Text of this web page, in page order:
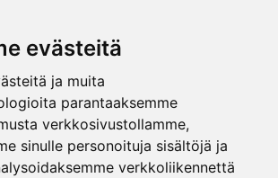
evästeitä
ja muita
parantaaksemme
verkkosivustollamme,
sinulle personoituja sisältöjä ja
verkkoliikennettä